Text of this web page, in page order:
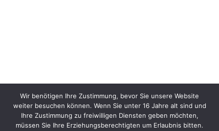
Wir benötigen Ihre Zustimmung, bevor Sie unsere Website
weiter besuchen können. Wenn Sie unter 16 Jahre alt sind und
Ihre Zustimmung zu freiwilligen Diensten geben möchten,
müssen Sie Ihre Erziehungsberechtigten um Erlaubnis bitten.